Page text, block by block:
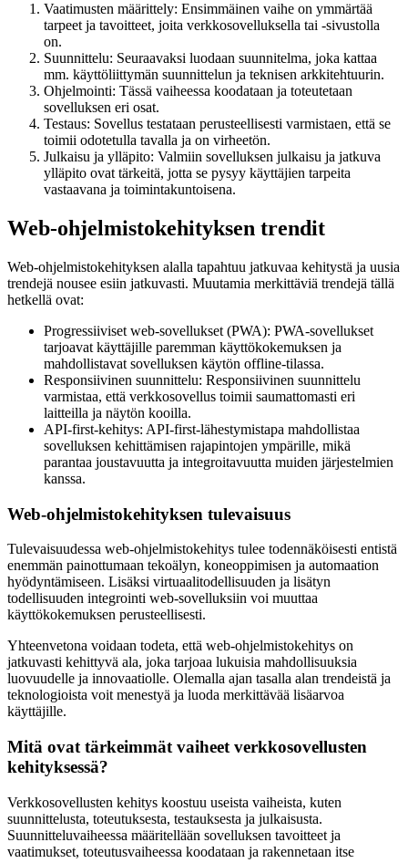
Vaatimusten määrittely: Ensimmäinen vaihe on ymmärtää
tarpeet ja tavoitteet, joita verkkosovelluksella tai -sivustolla
on.
Suunnittelu: Seuraavaksi luodaan suunnitelma, joka kattaa
mm. käyttöliittymän suunnittelun ja teknisen arkkitehtuurin.
Ohjelmointi: Tässä vaiheessa koodataan ja toteutetaan
sovelluksen eri osat.
Testaus: Sovellus testataan perusteellisesti varmistaen, että se
toimii odotetulla tavalla ja on virheetön.
Julkaisu ja ylläpito: Valmiin sovelluksen julkaisu ja jatkuva
ylläpito ovat tärkeitä, jotta se pysyy käyttäjien tarpeita
vastaavana ja toimintakuntoisena.
Web-ohjelmistokehityksen trendit
Web-ohjelmistokehityksen alalla tapahtuu jatkuvaa kehitystä ja uusia
trendejä nousee esiin jatkuvasti. Muutamia merkittäviä trendejä tällä
hetkellä ovat:
Progressiiviset web-sovellukset (PWA): PWA-sovellukset
tarjoavat käyttäjille paremman käyttökokemuksen ja
mahdollistavat sovelluksen käytön offline-tilassa.
Responsiivinen suunnittelu: Responsiivinen suunnittelu
varmistaa, että verkkosovellus toimii saumattomasti eri
laitteilla ja näytön kooilla.
API-first-kehitys: API-first-lähestymistapa mahdollistaa
sovelluksen kehittämisen rajapintojen ympärille, mikä
parantaa joustavuutta ja integroitavuutta muiden järjestelmien
kanssa.
Web-ohjelmistokehityksen tulevaisuus
Tulevaisuudessa web-ohjelmistokehitys tulee todennäköisesti entistä
enemmän painottumaan tekoälyn, koneoppimisen ja automaation
hyödyntämiseen. Lisäksi virtuaalitodellisuuden ja lisätyn
todellisuuden integrointi web-sovelluksiin voi muuttaa
käyttökokemuksen perusteellisesti.
Yhteenvetona voidaan todeta, että web-ohjelmistokehitys on
jatkuvasti kehittyvä ala, joka tarjoaa lukuisia mahdollisuuksia
luovuudelle ja innovaatiolle. Olemalla ajan tasalla alan trendeistä ja
teknologioista voit menestyä ja luoda merkittävää lisäarvoa
käyttäjille.
Mitä ovat tärkeimmät vaiheet verkkosovellusten
kehityksessä?
Verkkosovellusten kehitys koostuu useista vaiheista, kuten
suunnittelusta, toteutuksesta, testauksesta ja julkaisusta.
Suunnitteluvaiheessa määritellään sovelluksen tavoitteet ja
vaatimukset, toteutusvaiheessa koodataan ja rakennetaan itse